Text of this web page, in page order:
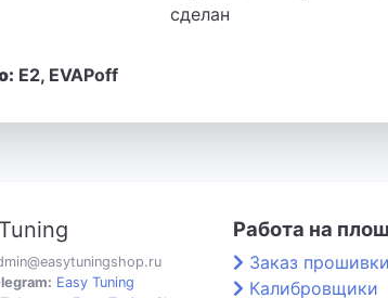
сделан
E2, EVAPoff
Easy Tuning
Работа на
Заказ прошивки
Калибровщики